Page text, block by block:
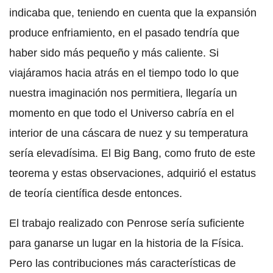
indicaba que, teniendo en cuenta que la expansión
produce enfriamiento, en el pasado tendría que
haber sido más pequeño y más caliente. Si
viajáramos hacia atrás en el tiempo todo lo que
nuestra imaginación nos permitiera, llegaría un
momento en que todo el Universo cabría en el
interior de una cáscara de nuez y su temperatura
sería elevadísima. El Big Bang, como fruto de este
teorema y estas observaciones, adquirió el estatus
de teoría científica desde entonces.
El trabajo realizado con Penrose sería suficiente
para ganarse un lugar en la historia de la Física.
Pero las contribuciones más características de